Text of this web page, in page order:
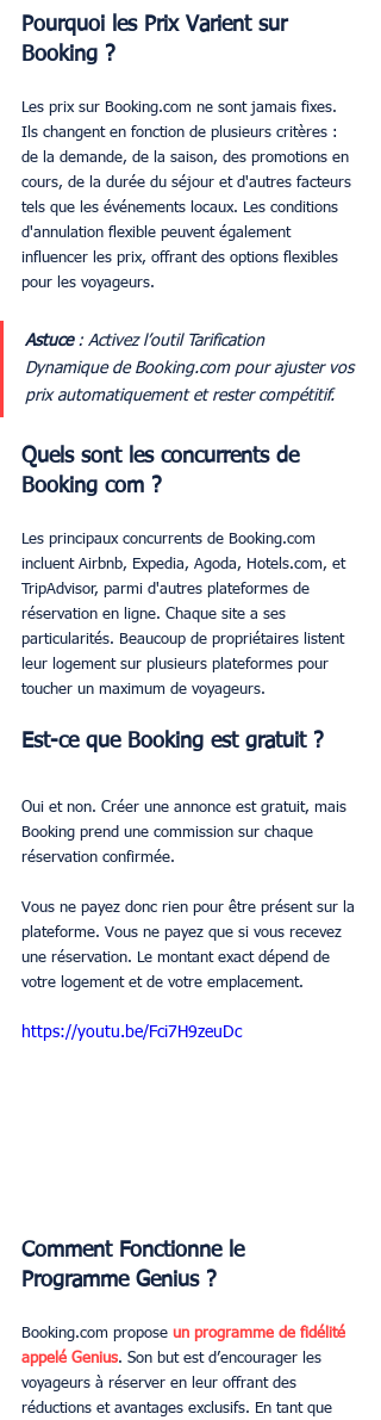
Pourquoi les Prix Varient sur
Booking ?
Les prix sur Booking.com ne sont jamais fixes.
Ils changent en fonction de plusieurs critères :
de la demande, de la saison, des promotions en
cours, de la durée du séjour et d'autres facteurs
tels que les événements locaux. Les conditions
d'annulation flexible peuvent également
influencer les prix, offrant des options flexibles
pour les voyageurs.
Astuce : Activez l’outil Tarification
Dynamique de Booking.com pour ajuster vos
prix automatiquement et rester compétitif.
Quels sont les concurrents de
Booking com ?
Les principaux concurrents de Booking.com
incluent Airbnb, Expedia, Agoda, Hotels.com, et
TripAdvisor, parmi d'autres plateformes de
réservation en ligne. Chaque site a ses
particularités. Beaucoup de propriétaires listent
leur logement sur plusieurs plateformes pour
toucher un maximum de voyageurs.
Est-ce que Booking est gratuit ?
Oui et non. Créer une annonce est gratuit, mais
Booking prend une commission sur chaque
réservation confirmée.
Vous ne payez donc rien pour être présent sur la
plateforme. Vous ne payez que si vous recevez
une réservation. Le montant exact dépend de
votre logement et de votre emplacement.
https://youtu.be/Fci7H9zeuDc
Comment Fonctionne le
Programme Genius ?
Booking.com propose un programme de fidélité
appelé Genius. Son but est d’encourager les
voyageurs à réserver en leur offrant des
réductions et avantages exclusifs. En tant que